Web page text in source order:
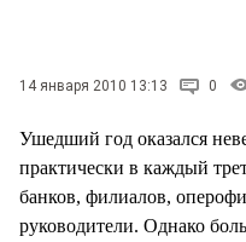
14 января 2010 13:13 0
Ушедший год оказался
практически в каждый
банков, филиалов,
руководители. Однако